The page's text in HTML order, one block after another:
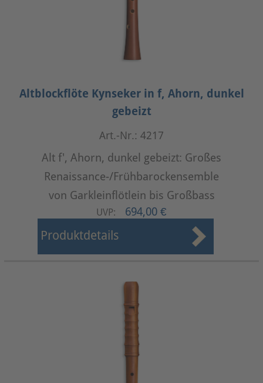
Altblockflöte Kynseker in f, Ahorn, dunkel
gebeizt
Art.-Nr.: 4217
Alt f', Ahorn, dunkel gebeizt: Großes
Renaissance-/Frühbarockensemble
von Garkleinflötlein bis Großbass
UVP: 694,00 €
Produktdetails